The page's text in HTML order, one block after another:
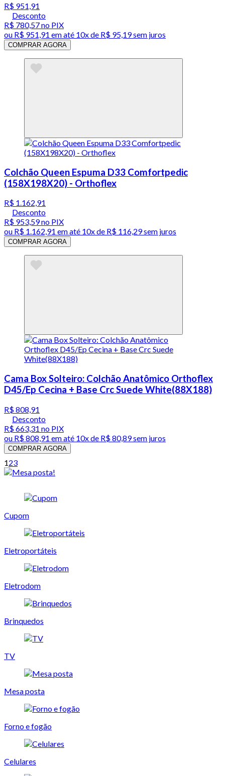
R$ 951,91
Desconto
R$ 780,57no PIX
ou R$ 951,91 em até 10x de R$ 95,19 sem juros
COMPRAR AGORA
Colchão Queen Espuma D33 Comfortpedic
(158X198X20) - Orthoflex
R$ 1.162,91
Desconto
R$ 953,59no PIX
ou R$ 1.162,91 em até 10x de R$ 116,29 sem juros
COMPRAR AGORA
Cama Box Solteiro: Colchão Anatômico Orthoflex
D45/Ep Cecina + Base Crc Suede White(88X188)
R$ 808,91
Desconto
R$ 663,31 no PIX
ou R$ 808,91 em até 10x de R$ 80,89 sem juros
COMPRAR AGORA
123
Cupom
Eletroportáteis
Eletrodom
Brinquedos
TV
Mesa posta
Forno e fogão
Celulares